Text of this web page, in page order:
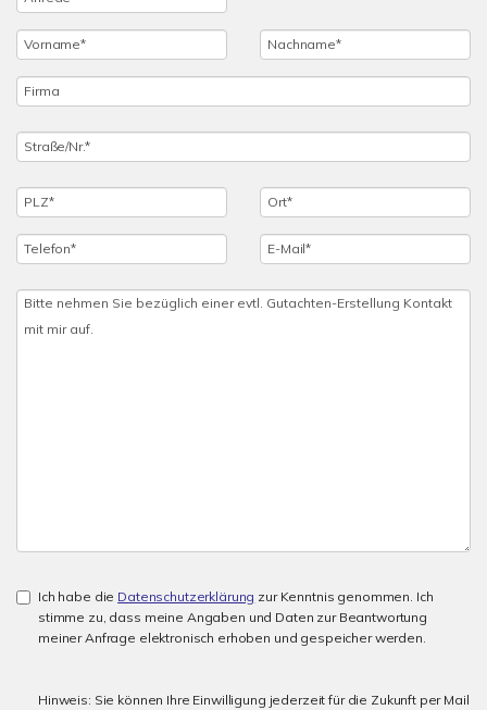
Ich habe die Datenschutzerklärung zur Kenntnis genommen. Ich
stimme zu, dass meine Angaben und Daten zur Beantwortung
meiner Anfrage elektronisch erhoben und gespeicher werden.
Hinweis: Sie können Ihre Einwilligung jederzeit für die Zukunft per Mail